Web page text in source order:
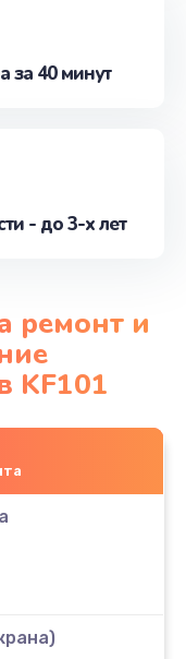
за 40 минут
- до 3-х лет
ремонт и
KF101